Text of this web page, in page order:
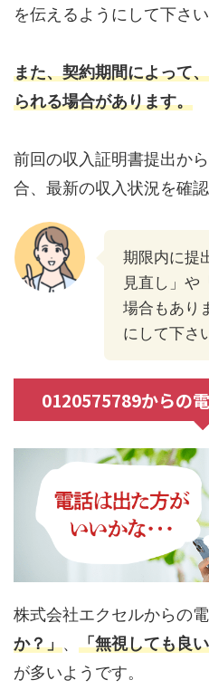
を伝えるようにして下さい
また、契約期間によって
られる場合があります。
前回の収入証明書提出か
合、最新の収入状況を確
期限内に提
見直し」や
場合もあり
にして下さ
0120575789からの
株式会社エクセルからの
か？」、 「無視しても良
が多いようです。